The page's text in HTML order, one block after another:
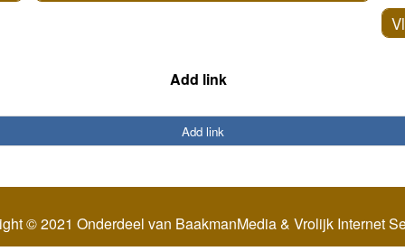
Add link
Add link
© 2021 Onderdeel van BaakmanMedia& Vrolijk Internet